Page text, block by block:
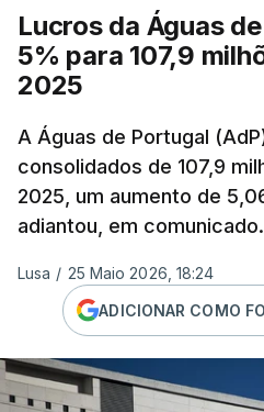
Lucros da Águas
5% para 107,9
2025
A Águas de Portugal
consolidados de 107,9
2025, um aumento de
adiantou, em comunicado.
Lusa / 25 Maio 2026, 18:24
ADICIONAR COMO